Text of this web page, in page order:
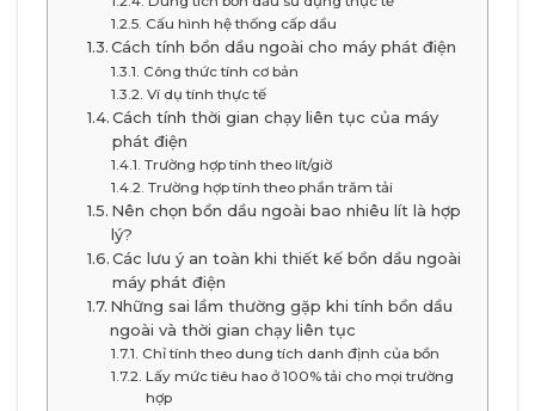
Cấu hình hệ thống cấp dầu
Cách tính bồn dầu ngoài cho máy phát điện
Công thức tính cơ bản
Ví dụ tính thực tế
Cách tính thời gian chạy liên tục của máy
phát điện
Trường hợp tính theo lít/giờ
Trường hợp tính theo phần trăm tải
Nên chọn bồn dầu ngoài bao nhiêu lít là hợp
lý?
Các lưu ý an toàn khi thiết kế bồn dầu ngoài
máy phát điện
Những sai lầm thường gặp khi tính bồn dầu
ngoài và thời gian chạy liên tục
Chỉ tính theo dung tích danh định của bồn
Lấy mức tiêu hao ở 100% tải cho mọi trường
hợp